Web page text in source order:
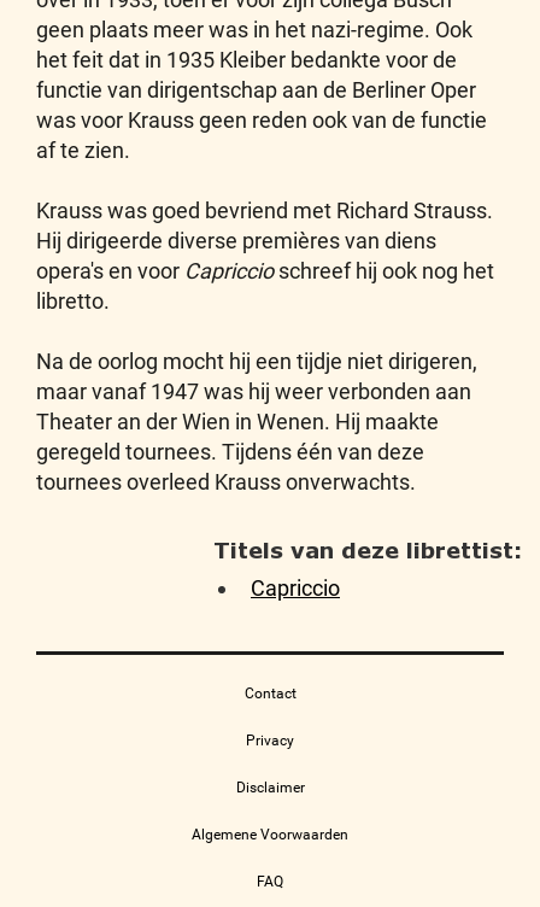
geen plaats meer was in het nazi-regime. Ook
het feit dat in 1935 Kleiber bedankte voor de
functie van dirigentschap aan de Berliner Oper
was voor Krauss geen reden ook van de functie
af te zien.
Krauss was goed bevriend met Richard Strauss.
Hij dirigeerde diverse premières van diens
opera's en voor Capriccioschreef hij ook nog het
libretto.
Na de oorlog mocht hij een tijdje niet dirigeren,
maar vanaf 1947 was hij weer verbonden aan
Theater an der Wien in Wenen. Hij maakte
geregeld tournees. Tijdens één van deze
tournees overleed Krauss onverwachts.
Titels van deze librettist:
Capriccio
Contact
Privacy
Disclaimer
Algemene Voorwaarden
FAQ